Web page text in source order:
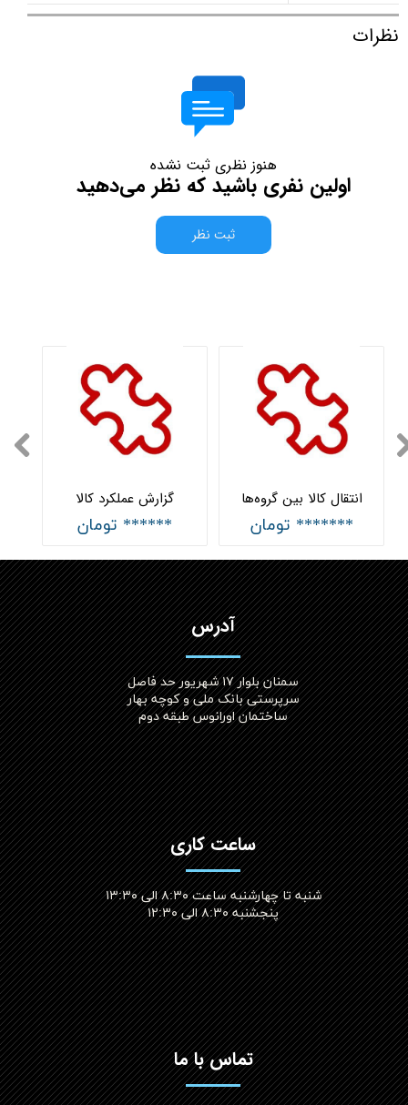
نظرات
هنوز نظری ثبت نشده
اولین نفری باشید که نظر می‌دهید
ثبت نظر
گزارش عملکرد کالا
****** تومان
انتقال کالا بین گروه‌ها
******* تومان
آدرس
سمنان بلوار ۱۷ شهریور حد فاصل
سرپرستی بانک ملی و کوچه بهار
ساختمان اورانوس طبقه دوم
ساعت کاری
شنبه تا چهارشنبه ساعت ۸:۳۰ الی ۱۳:۳۰
پنجشنبه ۸:۳۰ الی ۱۲:۳۰​​​​​​​
تماس با ما